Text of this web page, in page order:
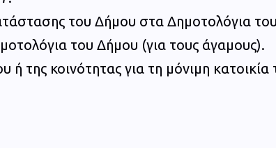
του Δήμου στα Δημοτολόγια
του Δήμου (για τους άγαμους).
ή της κοινότητας για τη μόνιμη